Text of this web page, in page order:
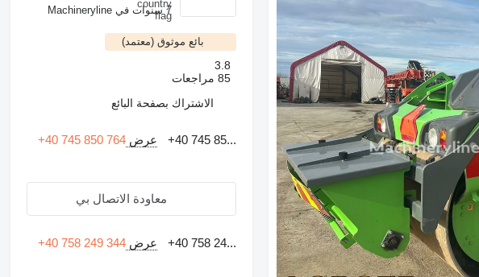
7 سنوات في Machineryline
بائع موثوق (معتمد)
3.8
85 مراجعات
الاشتراك بصفحة البائع
+40 745 85... عرض+40 745 850 764
معاودة الاتصال بي
+40 758 24... عرض+40 758 249 344